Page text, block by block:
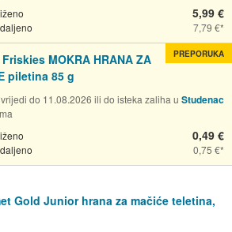
5,99 €
7,79 €
MOKRA HRANA ZA
piletina 85 g
do 11.08.2026 ili do isteka zaliha u Studenac
0,49 €
0,75 €
PREPORUKA
Gold Junior hrana za mačiće teletina,